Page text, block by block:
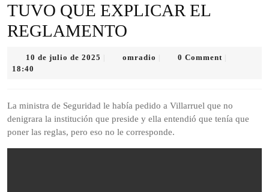
TUVO QUE EXPLICAR EL
REGLAMENTO
10 de julio de 2025
2025
omradio omradio0 Comment
18:40
La ministra de Seguridad le había pedido a Villarruel que no
denigrara la institución que preside y ella entendió que tenía que
poner las reglas, pero eso no le corresponde.